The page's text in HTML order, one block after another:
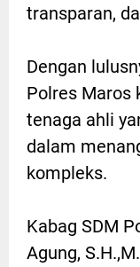
transparan,
Dengan
Polres Maros
tenaga ahli
dalam
kompleks.
Kabag SDM
Agung,